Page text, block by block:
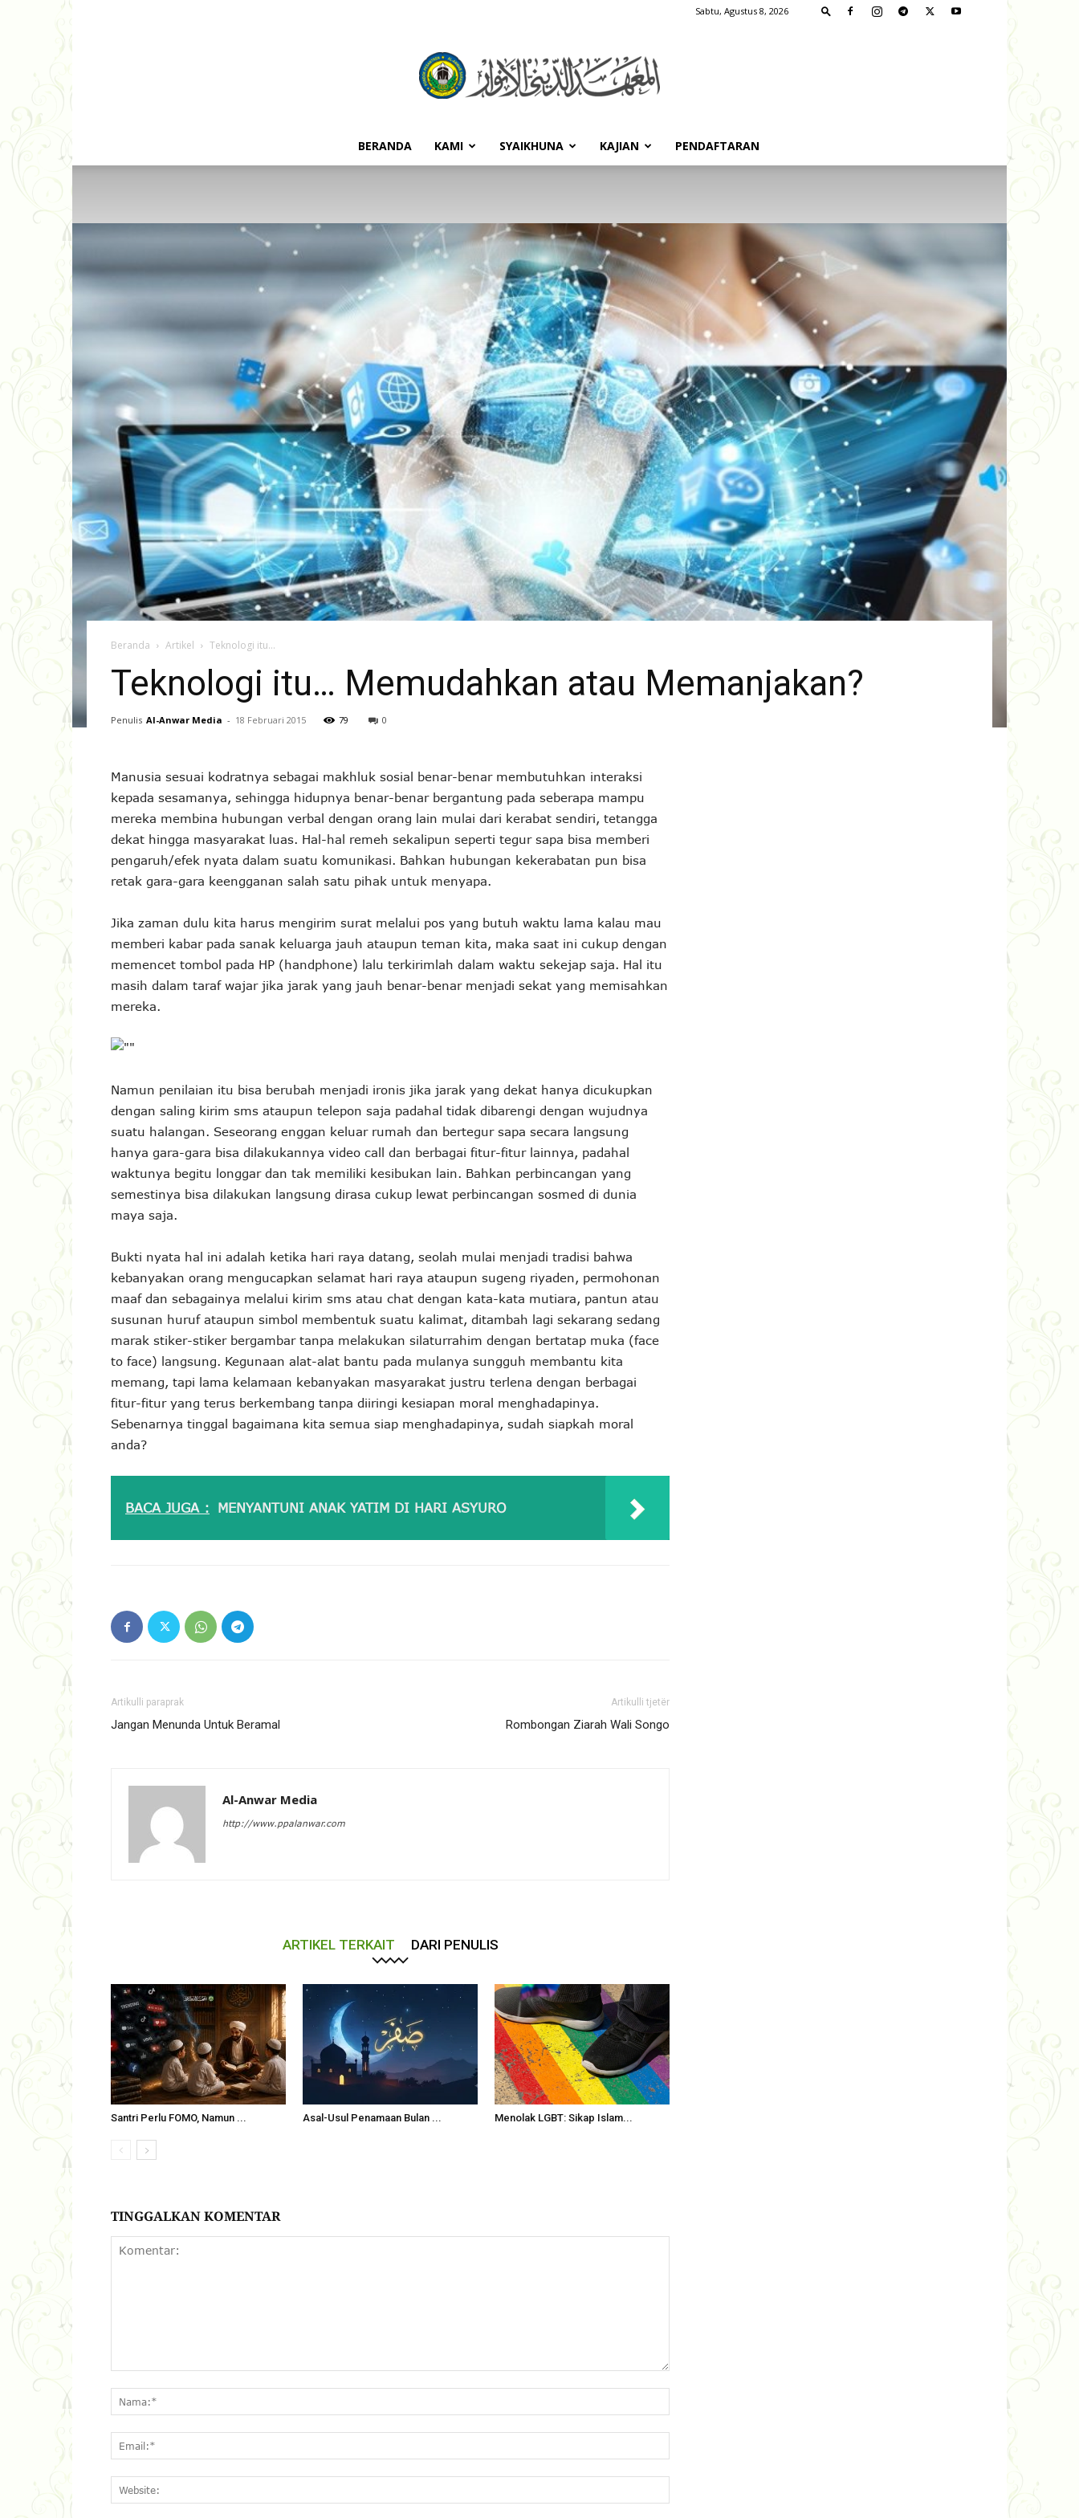
Sabtu, Agustus 8, 2026
Pondok
Pesantren
Al-
Anwar
BERANDA KAMI SYAIKHUNA KAJIAN PENDAFTARAN
Beranda Artikel Teknologi itu...
Teknologi itu… Memudahkan atau Memanjakan?
Penulis Al-Anwar Media - 18 Februari 2015 79 0
Manusia sesuai kodratnya sebagai makhluk sosial benar-benar membutuhkan interaksi
kepada sesamanya, sehingga hidupnya benar-benar bergantung pada seberapa mampu
mereka membina hubungan verbal dengan orang lain mulai dari kerabat sendiri, tetangga
dekat hingga masyarakat luas. Hal-hal remeh sekalipun seperti tegur sapa bisa memberi
pengaruh/efek nyata dalam suatu komunikasi. Bahkan hubungan kekerabatan pun bisa
retak gara-gara keengganan salah satu pihak untuk menyapa.
Jika zaman dulu kita harus mengirim surat melalui pos yang butuh waktu lama kalau mau
memberi kabar pada sanak keluarga jauh ataupun teman kita, maka saat ini cukup dengan
memencet tombol pada HP (handphone) lalu terkirimlah dalam waktu sekejap saja. Hal itu
masih dalam taraf wajar jika jarak yang jauh benar-benar menjadi sekat yang memisahkan
mereka.
Namun penilaian itu bisa berubah menjadi ironis jika jarak yang dekat hanya dicukupkan
dengan saling kirim sms ataupun telepon saja padahal tidak dibarengi dengan wujudnya
suatu halangan. Seseorang enggan keluar rumah dan bertegur sapa secara langsung
hanya gara-gara bisa dilakukannya video call dan berbagai fitur-fitur lainnya, padahal
waktunya begitu longgar dan tak memiliki kesibukan lain. Bahkan perbincangan yang
semestinya bisa dilakukan langsung dirasa cukup lewat perbincangan sosmed di dunia
maya saja.
Bukti nyata hal ini adalah ketika hari raya datang, seolah mulai menjadi tradisi bahwa
kebanyakan orang mengucapkan selamat hari raya ataupun sugeng riyaden, permohonan
maaf dan sebagainya melalui kirim sms atau chat dengan kata-kata mutiara, pantun atau
susunan huruf ataupun simbol membentuk suatu kalimat, ditambah lagi sekarang sedang
marak stiker-stiker bergambar tanpa melakukan silaturrahim dengan bertatap muka (face
to face) langsung. Kegunaan alat-alat bantu pada mulanya sungguh membantu kita
memang, tapi lama kelamaan kebanyakan masyarakat justru terlena dengan berbagai
fitur-fitur yang terus berkembang tanpa diiringi kesiapan moral menghadapinya.
Sebenarnya tinggal bagaimana kita semua siap menghadapinya, sudah siapkah moral
anda?
BACA JUGA : MENYANTUNI ANAK YATIM DI HARI ASYURO
Artikulli paraprak
Jangan Menunda Untuk Beramal
Artikulli tjetër
Rombongan Ziarah Wali Songo
Al-Anwar Media
http://www.ppalanwar.com
ARTIKEL TERKAIT DARI PENULIS
Santri Perlu FOMO, Namun ... Asal-Usul Penamaan Bulan ... Menolak LGBT: Sikap Islam...
TINGGALKAN KOMENTAR